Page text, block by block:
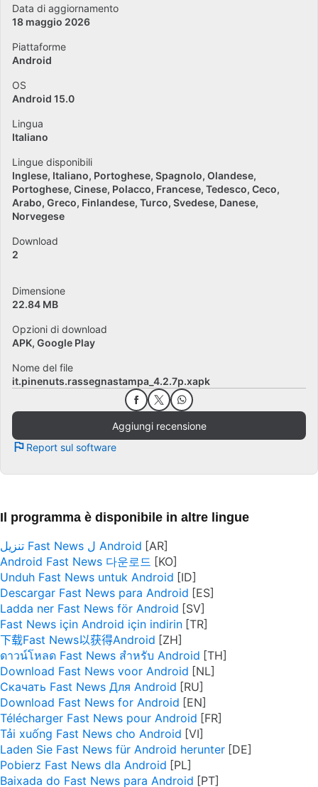
Data di aggiornamento
18 maggio 2026
Piattaforme
Android
OS
Android 15.0
Lingua
Italiano
Lingue disponibili
Inglese Italiano Portoghese Spagnolo Olandese
Portoghese Cinese Polacco Francese Tedesco Ceco
Arabo Greco Finlandese Turco Svedese Danese
Norvegese
Download
2
Dimensione
22.84 MB
Opzioni di download
APK, Google Play
Nome del file
it.pinenuts.rassegnastampa_4.2.7p.xapk
Aggiungi recensione
Report sul software
Il programma è disponibile in altre lingue
تنزيل Fast News ل Android
Android Fast News 다운로드
Unduh Fast News untuk Android
Descargar Fast News para Android
Ladda ner Fast News för Android
Fast News için Android için indirin
下载Fast News以获得Android
ดาวน์โหลด Fast News สำหรับ Android
Download Fast News voor Android
Скачать Fast News Для Android
Download Fast News for Android
Télécharger Fast News pour Android
Tải xuống Fast News cho Android
Laden Sie Fast News für Android herunter
Pobierz Fast News dla Android
Baixada do Fast News para Android